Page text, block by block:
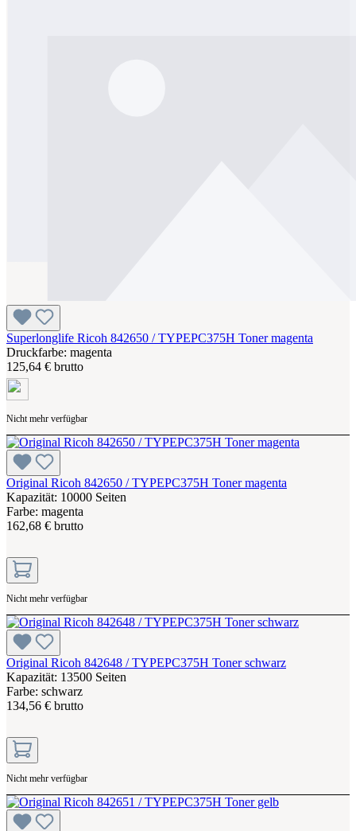
Superlonglife Ricoh 842650 / TYPEPC375H Toner magenta
Druckfarbe: magenta
125,64 € brutto
Nicht mehr verfügbar
Original Ricoh 842650 / TYPEPC375H Toner magenta
Kapazität: 10000 Seiten
Farbe: magenta
162,68 € brutto
Nicht mehr verfügbar
Original Ricoh 842648 / TYPEPC375H Toner schwarz
Kapazität: 13500 Seiten
Farbe: schwarz
134,56 € brutto
Nicht mehr verfügbar